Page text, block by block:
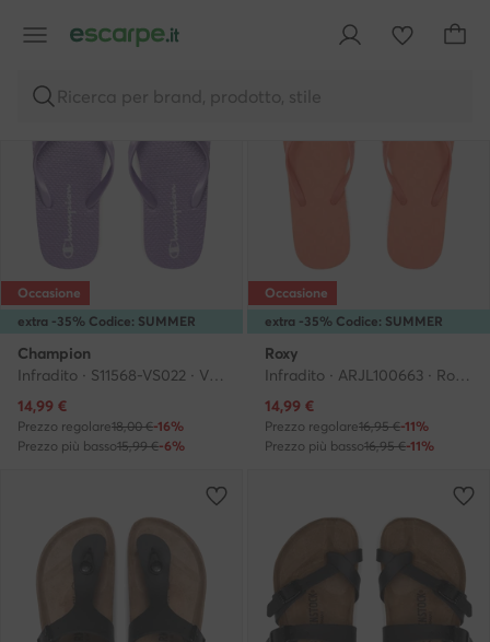
Ricerca per brand, prodotto, stile
extra -35% Codice: SUMMER
Occasione
Champion
Infradito · S11568-VS022 · Viola
Prezzo attuale
14,99 €
Prezzo regolare18,00 €-16%
Prezzo più basso15,99 €-6%
extra -35% Codice: SUMMER
Occasione
Roxy
Infradito · ARJL100663 · Rosso
Prezzo attuale
14,99 €
Prezzo regolare16,95 €-11%
Prezzo più basso16,95 €-11%